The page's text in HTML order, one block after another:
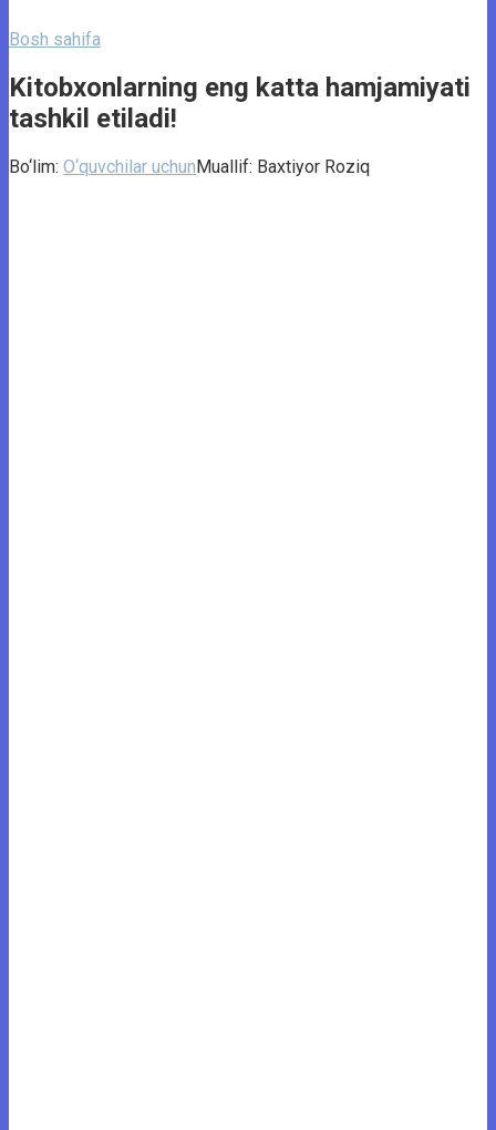
Bosh sahifa
Kitobxonlarning eng katta hamjamiyati
tashkil etiladi!
Bo‘lim: O‘quvchilar uchunMuallif: Baxtiyor Roziq